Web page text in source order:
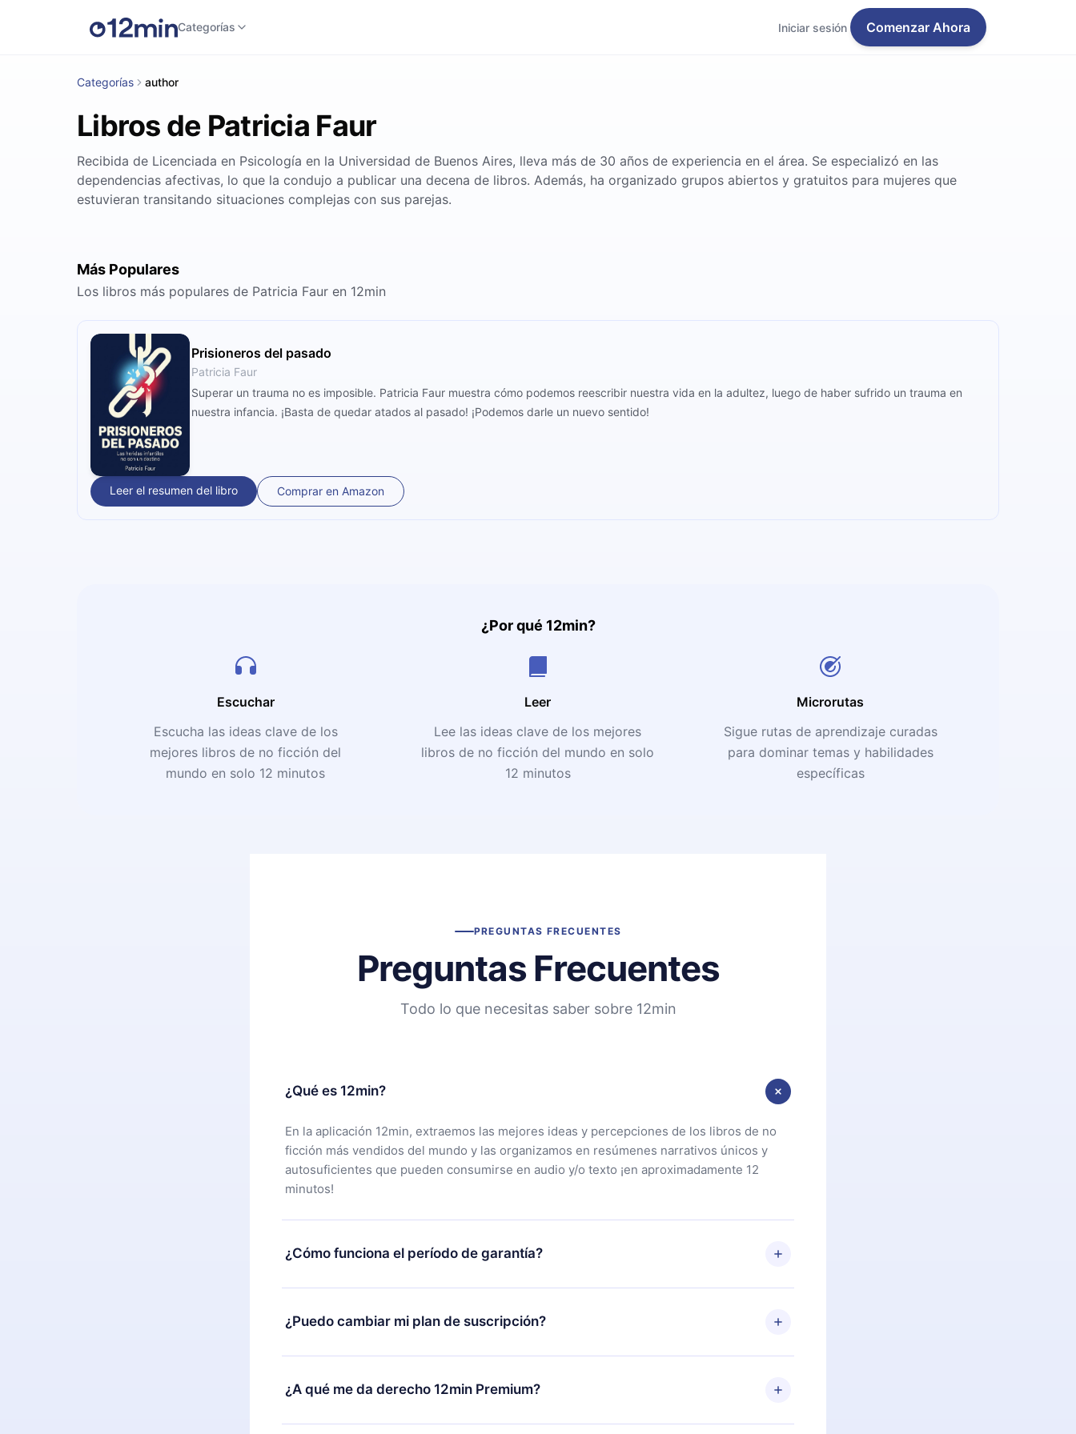
Categorías Iniciar sesión Comenzar Ahora
Categorías author
Libros de Patricia Faur
Recibida de Licenciada en Psicología en la Universidad de Buenos Aires, lleva más de 30 años de experiencia en el área. Se especializó en las
dependencias afectivas, lo que la condujo a publicar una decena de libros. Además, ha organizado grupos abiertos y gratuitos para mujeres que
estuvieran transitando situaciones complejas con sus parejas.
Más Populares
Los libros más populares de Patricia Faur en 12min
Prisioneros del pasado
Patricia Faur
Superar un trauma no es imposible. Patricia Faur muestra cómo podemos reescribir nuestra vida en la adultez, luego de haber sufrido un trauma en
nuestra infancia. ¡Basta de quedar atados al pasado! ¡Podemos darle un nuevo sentido!
Leer el resumen del libro Comprar en Amazon
¿Por qué 12min?
Escuchar
Escucha las ideas clave de los
mejores libros de no ficción del
mundo en solo 12 minutos
Leer
Lee las ideas clave de los mejores
libros de no ficción del mundo en solo
12 minutos
Microrutas
Sigue rutas de aprendizaje curadas
para dominar temas y habilidades
específicas
PREGUNTAS FRECUENTES
Preguntas Frecuentes
Todo lo que necesitas saber sobre 12min
¿Qué es 12min?
En la aplicación 12min, extraemos las mejores ideas y percepciones de los libros de no
ficción más vendidos del mundo y las organizamos en resúmenes narrativos únicos y
autosuficientes que pueden consumirse en audio y/o texto ¡en aproximadamente 12
minutos!
¿Cómo funciona el período de garantía?
Puedes descargar nuestra aplicación y comenzar a disfrutar de nuestra biblioteca. Si por
alguna razón no estás satisfecho con nuestra plataforma, simplemente contacta a
nuestro equipo de soporte (
contacto@12min.com
¿Puedo cambiar mi plan de suscripción?
Sí, pero el cambio solo se aplicará a partir del próximo período de facturación. Por
ejemplo, si decides cambiar tu suscripción mensual a anual, después de confirmar el
cambio al plan anual, el nuevo plan solo se aplicará y cobrará después del aniversario de
¿A qué me da derecho 12min Premium?
12min Premium es un plan que te garantiza acceso a toda nuestra biblioteca de más de